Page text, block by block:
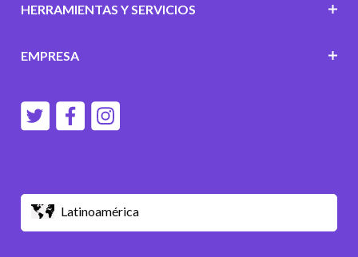
Latinoamérica
HERRAMIENTAS Y SERVICIOS
EMPRESA